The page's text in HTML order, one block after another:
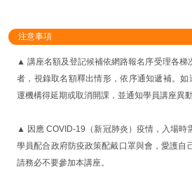
注意事項
▲ 講座名額及登記候補依網路報名序受理各梯
者，視錄取名額釋出情形，依序通知遞補。如
運機構得延期或取消開課，並通知學員講座異動
▲ 因應 COVID-19（新冠肺炎）疫情，入場時
學員配合政府防疫政策配戴口罩與會，愛護自
請務必不要參加本講座。